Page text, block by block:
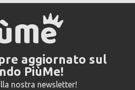
aggiornato sul
PiùMe!
nostra newsletter!